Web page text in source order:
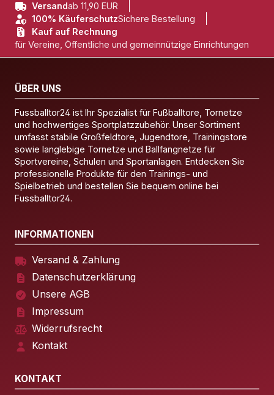
Versandab 11,90 EUR
100% KäuferschutzSichere Bestellung
Kauf auf Rechnung
für Vereine, Öffentliche und gemeinnützige Einrichtungen
ÜBER UNS
Fussballtor24 ist Ihr Spezialist für Fußballtore, Tornetze
und hochwertiges Sportplatzzubehör. Unser Sortiment
umfasst stabile Großfeldtore, Jugendtore, Trainingstore
sowie langlebige Tornetze und Ballfangnetze für
Sportvereine, Schulen und Sportanlagen. Entdecken Sie
professionelle Produkte für den Trainings- und
Spielbetrieb und bestellen Sie bequem online bei
Fussballtor24.
INFORMATIONEN
Versand & Zahlung
Datenschutzerklärung
Unsere AGB
Impressum
Widerrufsrecht
Kontakt
KONTAKT